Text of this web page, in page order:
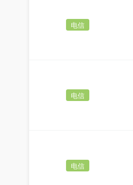
电信
电信
电信